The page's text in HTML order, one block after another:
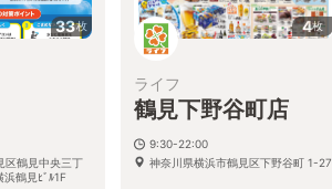
33枚
区鶴見中央三丁
鶴見ﾋﾞﾙ1F
4枚
ライフ
鶴見下野谷町店
9:30-22:00
神奈川県横浜市鶴見区下野谷町 1-27